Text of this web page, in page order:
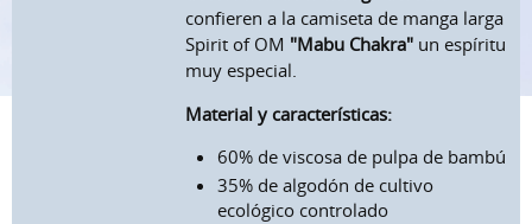
confieren a la camiseta de manga larga
Spirit of OM "Mabu Chakra" un espíritu
muy especial.
Material y características:
60% de viscosa de pulpa de bambú
35% de algodón de cultivo
ecológico controlado